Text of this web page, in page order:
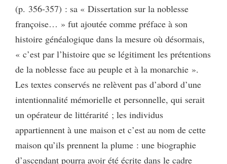
(p. 356-357) : sa « Dissertation sur la noblesse
françoise… » fut ajoutée comme préface à son
histoire généalogique dans la mesure où désormais,
« c’est par l’histoire que se légitiment les prétentions
de la noblesse face au peuple et à la monarchie ».
Les textes conservés ne relèvent pas d’abord d’une
intentionnalité mémorielle et personnelle, qui serait
un opérateur de littérarité ; les individus
appartiennent à une maison et c’est au nom de cette
maison qu’ils prennent la plume : une biographie
d’ascendant pourra avoir été écrite dans le cadre